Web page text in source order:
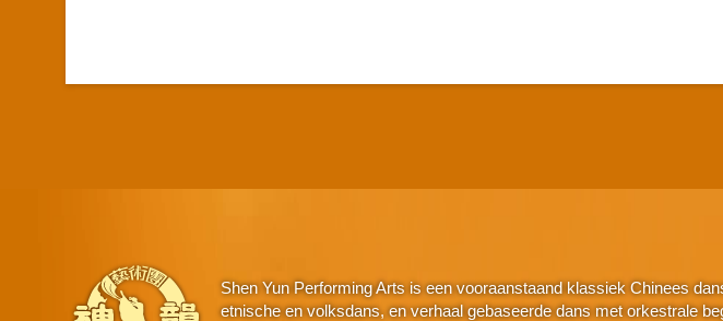
Shen Yun Performing Arts is een vooraanstaand klassiek Chinees
etnische en volksdans, en verhaal gebaseerde dans met orkestrale